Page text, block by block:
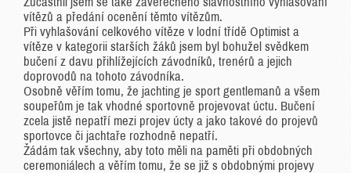
vítězů a předání ocenění těmto vítězům.
Při vyhlašování celkového vítěze v lodní třídě Optimist a
vítěze v kategorii starších žáků jsem byl bohužel svědkem
bučení z davu přihlížejících závodníků, trenérů a jejich
doprovodů na tohoto závodníka.
Osobně věřím tomu, že jachting je sport gentlemanů a všem
soupeřům je tak vhodné sportovně projevovat úctu. Bučení
zcela jistě nepatří mezi projev úcty a jako takové do projevů
sportovce či jachtaře rozhodně nepatří.
Žádám tak všechny, aby toto měli na paměti při obdobných
ceremoniálech a věřím tomu, že se již s obdobnými projevy